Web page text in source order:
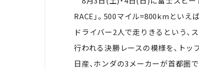
RACE」。500マイル=800kmといえ
ドライバー2人で走りきるという、
行われる決勝レースの模様を、ト
日産、ホンダの3メーカーが首都圏